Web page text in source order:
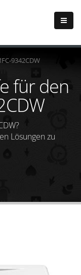
9342CDW
für den
Lösungen zu